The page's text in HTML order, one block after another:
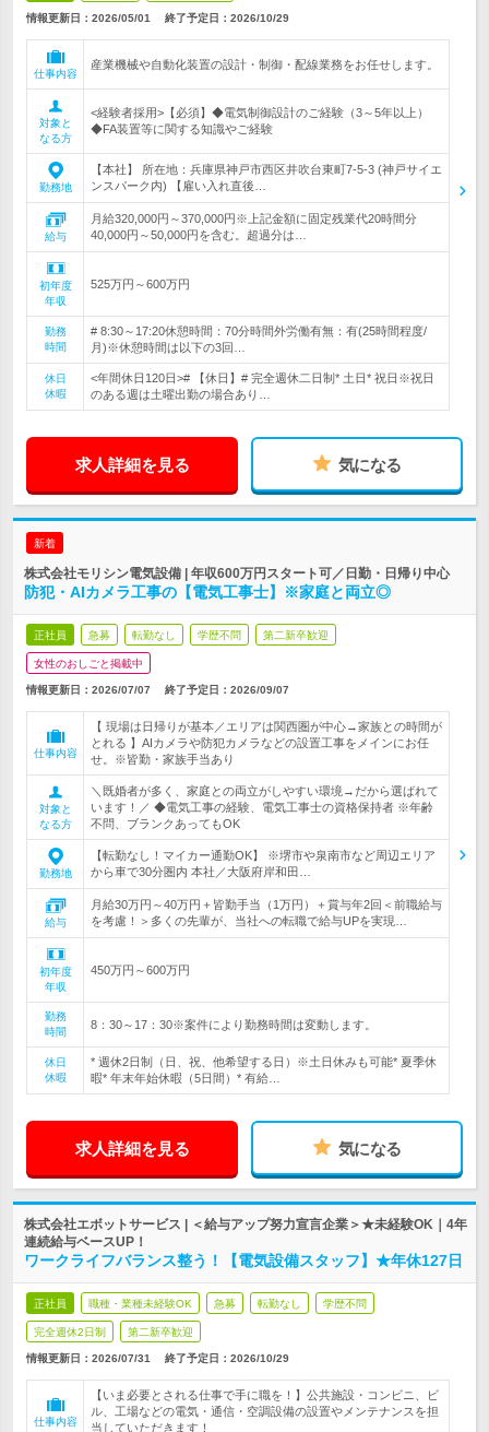
情報更新日：2026/05/01 終了予定日： 2026/10/29
仕事内容
産業機械や自動化装置の設計・制御・配線業務をお任せします。
対象と
なる方
<経験者採用>【必須】◆電気制御設計のご経験（3～5年以上）
◆FA装置等に関する知識やご経験
勤務地
【本社】 所在地：兵庫県神戸市西区井吹台東町7-5-3 (神戸サイエ
ンスパーク内) 【雇い入れ直後…
給与
月給320,000円～370,000円※上記金額に固定残業代20時間分
40,000円～50,000円を含む。超過分は…
初年度
年収
525万円～600万円
勤務
時間
# 8:30～17:20休憩時間：70分時間外労働有無：有(25時間程度/
月)※休憩時間は以下の3回…
休日
休暇
<年間休日120日># 【休日】# 完全週休二日制* 土日* 祝日※祝日
のある週は土曜出勤の場合あり…
求人詳細を見る 気になる
新着
株式会社モリシン電気設備 | 年収600万円スタート可／日勤・日帰り中心
防犯・AIカメラ工事の【電気工事士】※家庭と両立◎
正社員 急募 転勤なし 学歴不問 第二新卒歓迎
女性のおしごと掲載中
情報更新日：2026/07/07 終了予定日： 2026/09/07
仕事内容
【 現場は日帰りが基本／エリアは関西圏が中心→家族との時間が
とれる 】AIカメラや防犯カメラなどの設置工事をメインにお任
せ。※皆勤・家族手当あり
対象と
なる方
＼既婚者が多く、家庭との両立がしやすい環境→だから選ばれて
います！／ ◆電気工事の経験、電気工事士の資格保持者 ※年齢
不問、ブランクあってもOK
勤務地
【転勤なし！マイカー通勤OK】 ※堺市や泉南市など周辺エリア
から車で30分圏内 本社／大阪府岸和田…
給与
月給30万円～40万円＋皆勤手当（1万円）＋賞与年2回＜前職給与
を考慮！＞多くの先輩が、当社への転職で給与UPを実現…
初年度
年収
450万円～600万円
勤務
時間
8：30～17：30※案件により勤務時間は変動します。
休日
休暇
* 週休2日制（日、祝、他希望する日）※土日休みも可能* 夏季休
暇* 年末年始休暇（5日間）* 有給…
求人詳細を見る 気になる
株式会社エボットサービス | ＜給与アップ努力宣言企業＞★未経験OK｜4年
連続給与ベースUP！
ワークライフバランス整う！【電気設備スタッフ】★年休127日
正社員 職種・業種未経験OK 急募 転勤なし 学歴不問
完全週休2日制 第二新卒歓迎
情報更新日：2026/07/31 終了予定日： 2026/10/29
仕事内容
【いま必要とされる仕事で手に職を！】公共施設・コンビニ、ビ
ル、工場などの電気・通信・空調設備の設置やメンテナンスを担
当していただきます！